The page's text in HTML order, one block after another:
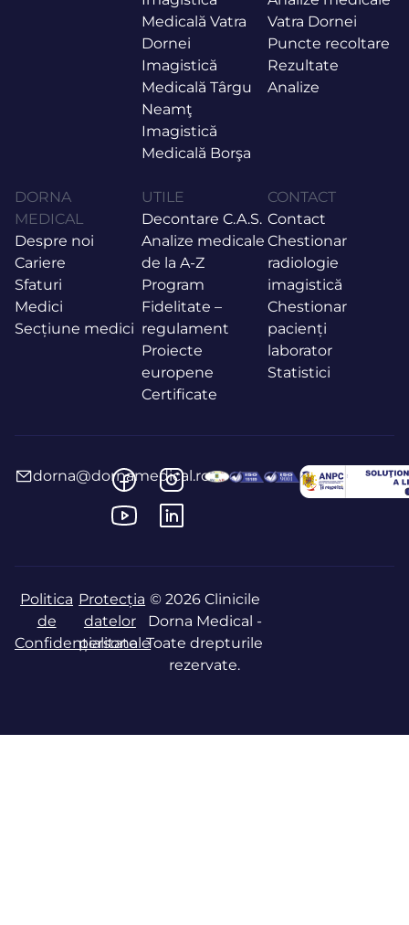
Medicală Vatra
Dornei
Imagistică
Medicală Târgu
Neamţ
Imagistică
Medicală Borşa
Vatra Dornei
Puncte recoltare
Rezultate
Analize
DORNA
MEDICAL
Despre noi
Cariere
Sfaturi
Medici
Secțiune medici
UTILE
Decontare C.A.S.
Analize medicale
de la A-Z
Program
Fidelitate –
regulament
Proiecte
europene
Certificate
CONTACT
Contact
Chestionar
radiologie
imagistică
Chestionar
pacienți
laborator
Statistici
dorna@dornamedical.ro
Politica
de
Confidențialitate
Protecția
datelor
personale
© 2026 Clinicile
Dorna Medical -
Toate drepturile
rezervate.